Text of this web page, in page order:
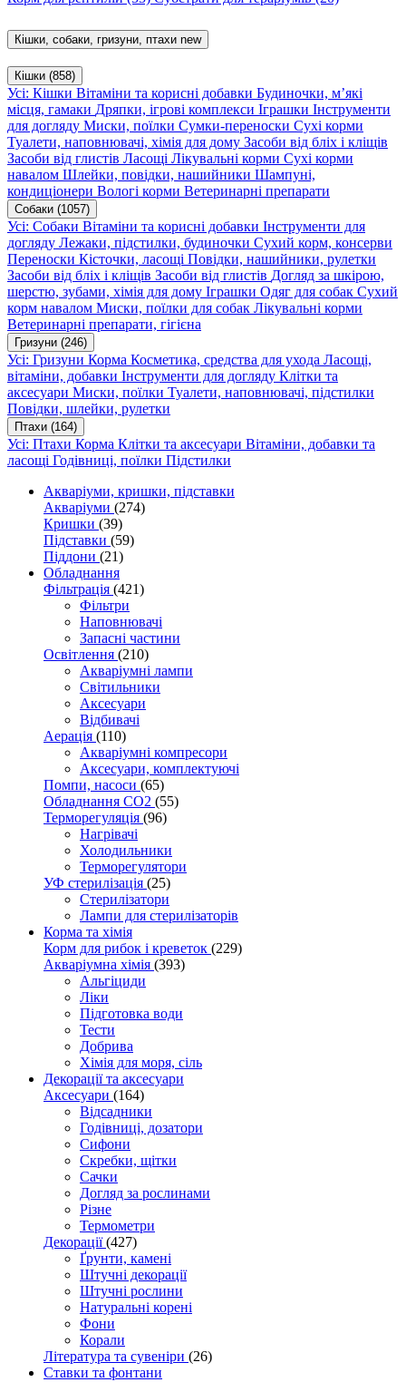
Кішки, собаки, гризуни, птахи new
Кішки (858)
Усі: Кішки Вітаміни та корисні добавки Будиночки, м’які
місця, гамаки Дряпки, ігрові комплекси Іграшки Інструменти
для догляду Миски, поїлки Сумки-переноски Сухі корми
Туалети, наповнювачі, хімія для дому Засоби від бліх і кліщів
Засоби від глистів Ласощі Лікувальні корми Сухі корми
навалом Шлейки, повідки, нашийники Шампуні,
кондиціонери Вологі корми Ветеринарні препарати
Собаки (1057)
Усі: Собаки Вітаміни та корисні добавки Інструменти для
догляду Лежаки, підстилки, будиночки Сухий корм, консерви
Переноски Кісточки, ласощі Повідки, нашийники, рулетки
Засоби від бліх і кліщів Засоби від глистів Догляд за шкірою,
шерстю, зубами, хімія для дому Іграшки Одяг для собак Сухий
корм навалом Миски, поїлки для собак Лікувальні корми
Ветеринарні препарати, гігієна
Гризуни (246)
Усі: Гризуни Корма Косметика, средства для ухода Ласощі,
вітаміни, добавки Інструменти для догляду Клітки та
аксесуари Миски, поїлки Туалети, наповнювачі, підстилки
Повідки, шлейки, рулетки
Птахи (164)
Усі: Птахи Корма Клітки та аксесуари Вітаміни, добавки та
ласощі Годівниці, поїлки Підстилки
Акваріуми, кришки, підставки
Акваріуми (274)
Кришки (39)
Підставки (59)
Піддони (21)
Обладнання
Фільтрація (421)
Фільтри
Наповнювачі
Запасні частини
Освітлення (210)
Акваріумні лампи
Світильники
Аксесуари
Відбивачі
Аерація (110)
Акваріумні компресори
Аксесуари, комплектуючі
Помпи, насоси (65)
Обладнання CO2 (55)
Терморегуляція (96)
Нагрівачі
Холодильники
Терморегулятори
УФ стерилізація (25)
Стерилізатори
Лампи для стерилізаторів
Корма та хімія
Корм для рибок і креветок (229)
Акваріумна хімія (393)
Альгіциди
Ліки
Підготовка води
Тести
Добрива
Хімія для моря, сіль
Декорації та аксесуари
Аксесуари (164)
Відсадники
Годівниці, дозатори
Сифони
Скребки, щітки
Сачки
Догляд за рослинами
Різне
Термометри
Декорації(427)
Ґрунти, камені
Штучні декорації
Штучні рослини
Натуральні корені
Фони
Корали
Література та сувеніри (26)
Ставки та фонтани